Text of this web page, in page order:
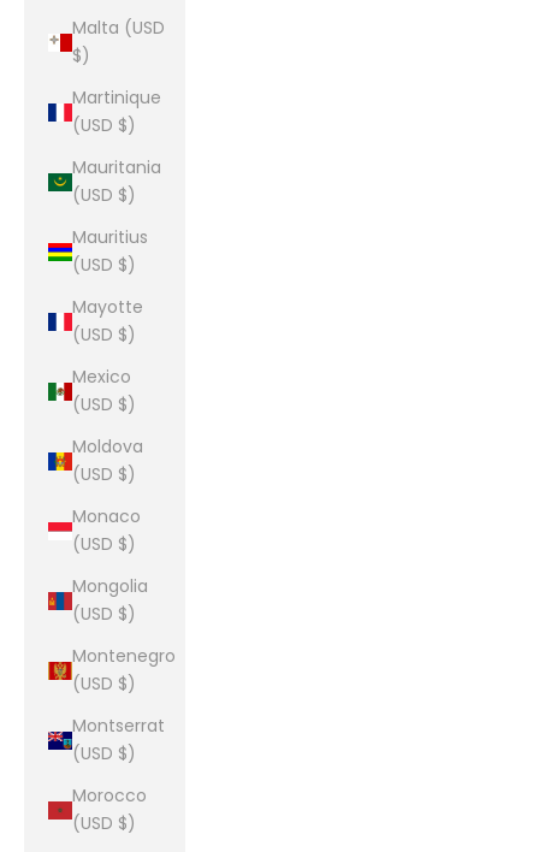
Malta (USD
$)
Martinique
(USD $)
Mauritania
(USD $)
Mauritius
(USD $)
Mayotte
(USD $)
Mexico
(USD $)
Moldova
(USD $)
Monaco
(USD $)
Mongolia
(USD $)
Montenegro
(USD $)
Montserrat
(USD $)
Morocco
(USD $)